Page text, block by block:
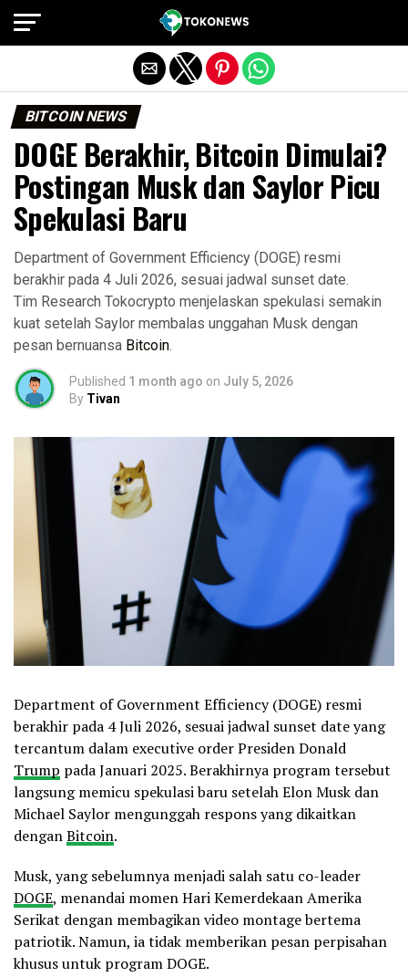
BITCOIN NEWS
DOGE Berakhir, Bitcoin Dimulai?
Postingan Musk dan Saylor Picu
Spekulasi Baru
Department of Government Efficiency (DOGE) resmi
berakhir pada 4 Juli 2026, sesuai jadwal sunset date.
Tim Research Tokocrypto menjelaskan spekulasi semakin
kuat setelah Saylor membalas unggahan Musk dengan
pesan bernuansa Bitcoin.
Published 1 month ago on July 5, 2026
By Tivan
Department of Government Efficiency (DOGE) resmi
berakhir pada 4 Juli 2026, sesuai jadwal sunset date yang
tercantum dalam executive order Presiden Donald
Trump pada Januari 2025. Berakhirnya program tersebut
langsung memicu spekulasi baru setelah Elon Musk dan
Michael Saylor mengunggah respons yang dikaitkan
denganBitcoin.
Musk, yang sebelumnya menjadi salah satu co-leader
DOGE, menandai momen Hari Kemerdekaan Amerika
Serikat dengan membagikan video montage bertema
patriotik. Namun, ia tidak memberikan pesan perpisahan
khusus untuk program DOGE.
Exit mobile version